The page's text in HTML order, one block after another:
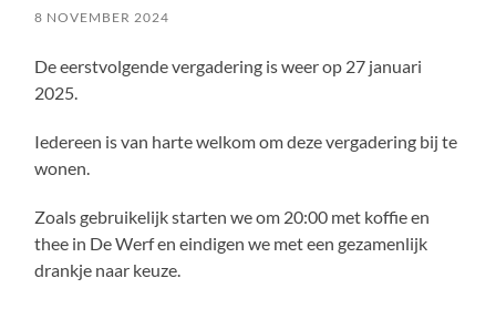
8 NOVEMBER 2024
De eerstvolgende vergadering is weer op 27 januari
2025.
Iedereen is van harte welkom om deze vergadering bij te
wonen.
Zoals gebruikelijk starten we om 20:00 met koffie en
thee in De Werf en eindigen we met een gezamenlijk
drankje naar keuze.